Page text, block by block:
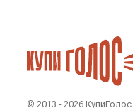
© 2013 - 2026 КупиГолос